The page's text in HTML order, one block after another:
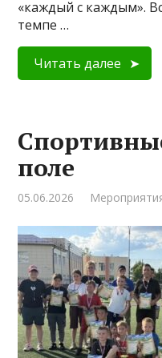
«каждый с каждым».
темпе …
Читать далее
поле
05.06.2026